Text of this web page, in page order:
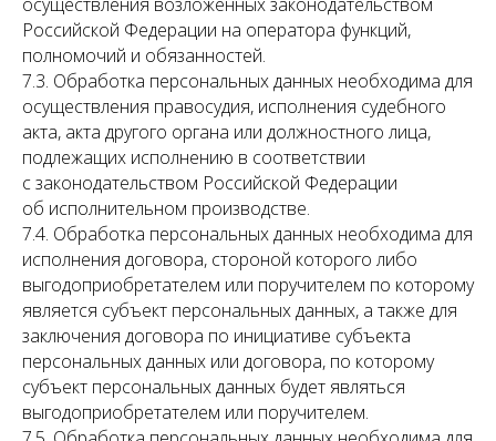
Российской Федерации на оператора функций,
полномочий и обязанностей.
7.3. Обработка персональных данных необходима для
осуществления правосудия, исполнения судебного
акта, акта другого органа или должностного лица,
подлежащих исполнению в соответствии
с законодательством Российской Федерации
об исполнительном производстве.
7.4. Обработка персональных данных необходима для
исполнения договора, стороной которого либо
выгодоприобретателем или поручителем по которому
является субъект персональных данных, а также для
заключения договора по инициативе субъекта
персональных данных или договора, по которому
субъект персональных данных будет являться
выгодоприобретателем или поручителем.